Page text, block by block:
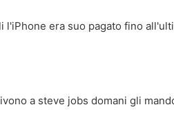
l'iPhone era suo pagato fino
a steve jobs domani gli